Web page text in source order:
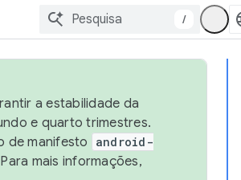
/
a estabilidade da
e quarto trimestres.
de manifesto
android-
mais informações,